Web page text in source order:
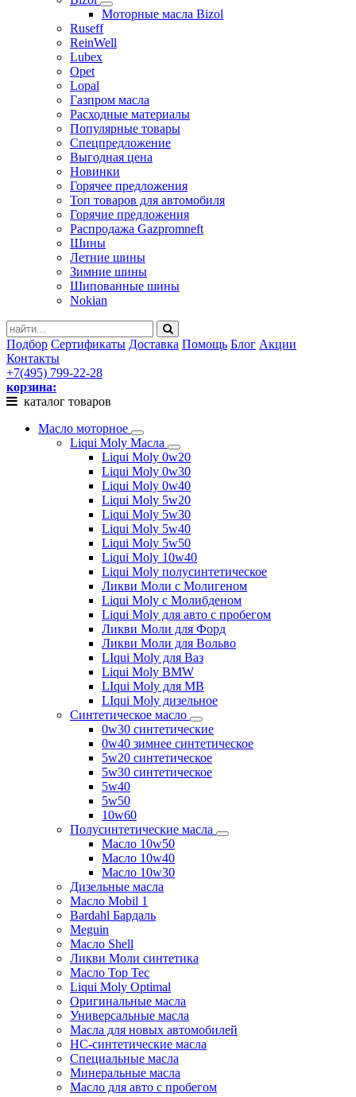
Моторные масла Bizol
Ruseff
ReinWell
Lubex
Opet
Lopal
Газпром масла
Расходные материалы
Популярные товары
Спецпредложение
Выгодная цена
Новинки
Горячее предложения
Топ товаров для автомобиля
Горячие предложения
Распродажа Gazpromneft
Шины
Летние шины
Зимние шины
Шипованные шины
Nokian
Подбор Сертификаты Доставка Помощь Блог Акции
Контакты
+7(495) 799-22-28
корзина:
каталог товаров
Масло моторное
Liqui Moly Масла
Liqui Moly 0w20
Liqui Moly 0w30
Liqui Moly 0w40
Liqui Moly 5w20
Liqui Moly 5w30
Liqui Moly 5w40
Liqui Moly 5w50
Liqui Moly 10w40
Liqui Moly полусинтетическое
Ликви Моли с Молигеном
Liqui Moly с Молибденом
Liqui Moly для авто с пробегом
Ликви Моли для Форд
Ликви Моли для Вольво
LIqui Moly для Ваз
Liqui Moly BMW
LIqui Moly для MB
LIqui Moly дизельное
Синтетическое масло
0w30 синтетические
0w40 зимнее синтетическое
5w20 синтетическое
5w30 синтетическое
5w40
5w50
10w60
Полусинтетические масла
Масло 10w50
Масло 10w40
Масло 10w30
Дизельные масла
Масло Mobil 1
Bardahl Бардаль
Meguin
Масло Shell
Ликви Моли синтетика
Масло Top Tec
Liqui Moly Optimal
Оригинальные масла
Универсальные масла
Масла для новых автомобилей
HC-синтетические масла
Специальные масла
Минеральные масла
Масло для авто с пробегом